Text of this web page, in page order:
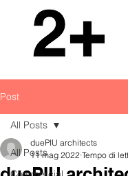
Post
All Posts
All Posts
duePIU architects
11 mag 2022 Tempo di